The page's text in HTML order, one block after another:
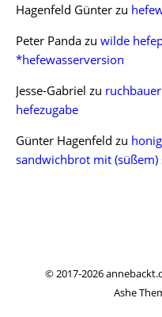
Hagenfeld Günter zu
Peter Panda zu wilde
*hefewasserversion
Jesse-Gabriel zu
hefezugabe
Günter Hagenfeld zu
sandwichbrot mit (süßem)
© 2017-2026
Ashe